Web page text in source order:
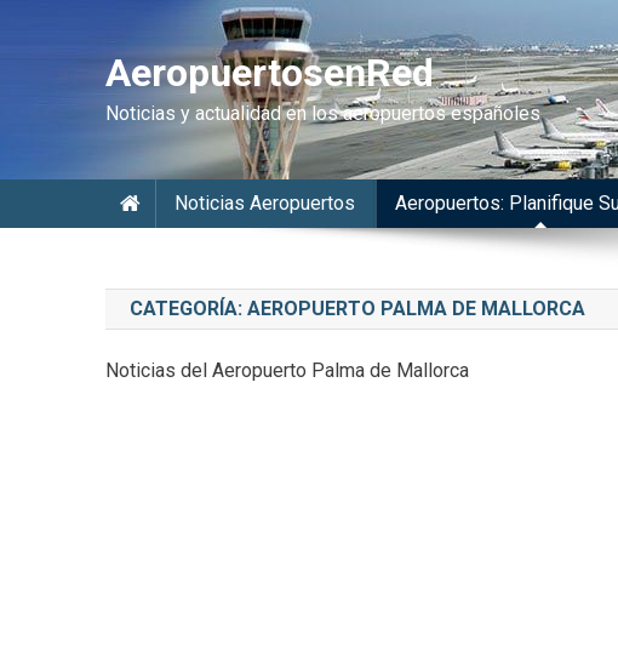
AeropuertosenRed
Noticias y actualidad en los aeropuertos españoles
Noticias Aeropuertos Aeropuertos: Planifique
CATEGORÍA: AEROPUERTO PALMA DE MALLORCA
Noticias del Aeropuerto Palma de Mallorca